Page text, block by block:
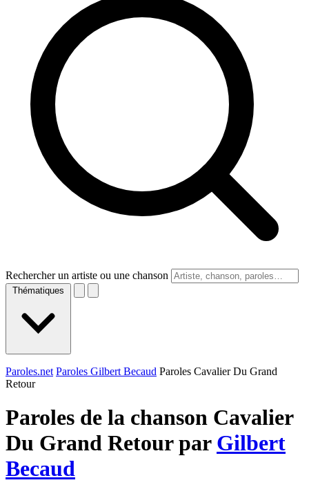
Rechercher un artiste ou une chanson
Thématiques
Paroles.net Paroles Gilbert Becaud Paroles Cavalier Du Grand
Retour
Paroles de la chanson Cavalier
Du Grand Retour par Gilbert
Becaud